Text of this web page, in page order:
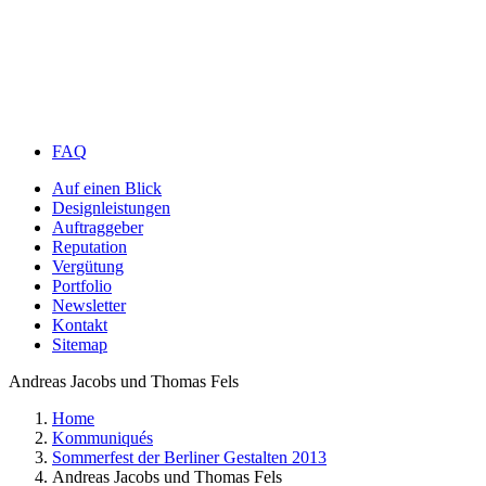
FAQ
Auf einen Blick
Designleistungen
Auftraggeber
Reputation
Vergütung
Portfolio
Newsletter
Kontakt
Sitemap
Andreas Jacobs und Thomas Fels
Home
Kommuniqués
Sommerfest der Berliner Gestalten 2013
Andreas Jacobs und Thomas Fels